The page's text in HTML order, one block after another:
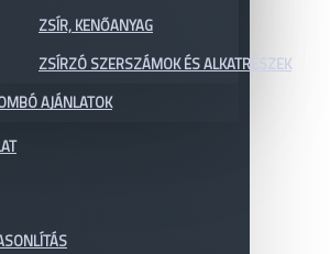
ZSÍR, KENŐANYAG
ZSÍRZÓ SZERSZÁMOK ÉS ALKATRÉSZEK
AJÁNLATOK